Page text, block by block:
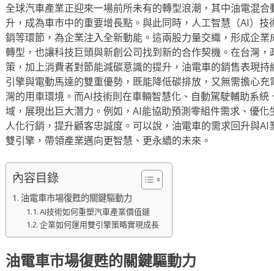
全球汽車產業正迎來一場前所未有的轉型浪潮，其中油電混
升，成為車市中的重要增長點。與此同時，人工智慧（AI）
銷等環節，為企業注入全新動能。這兩股力量交織，形成企
轉型，也讓科技巨頭與新創公司找到新的合作契機。在台灣
策，加上消費者對節能減碳意識的提升，油電車的銷售表現
引擎與電動馬達的雙重優勢，既能降低碳排放，又無需擔心
灣的用車環境。而AI技術則在車輛智慧化、自動駕駛輔助系
域，展現出巨大潛力。例如，AI能協助預測零組件需求、優
人化行銷，提升顧客忠誠度。可以說，油電車的需求回升與
雙引擎，帶領產業邁向更智慧、更永續的未來。
內容目錄
油電車市場復甦的關鍵驅動力
AI技術如何重塑汽車產業價值鏈
企業如何運用雙引擎策略實現成長
油電車市場復甦的關鍵驅動力